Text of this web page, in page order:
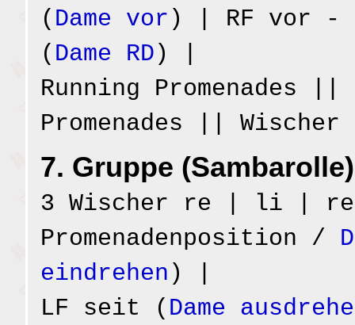
( Dame vor ) | RF vor -
( Dame RD ) |
Running Promenades ||
Promenades ||
7. Gruppe
3 Wischer re | li |
Promenadenposition /
eindrehen ) |
LF seit ( Dame